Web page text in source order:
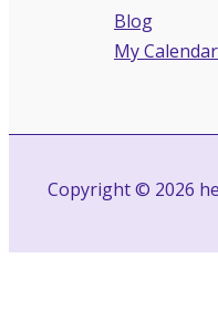
Blog
My Calendar
Copyright © 2026